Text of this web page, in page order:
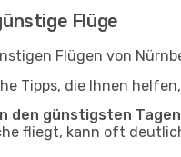
Flüge
Flügen von
Tipps, die Ihnen
den günstigsten Tagen
fliegt, kann oft